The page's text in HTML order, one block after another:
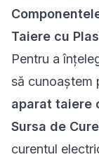
Taiere cu
Pentru a
să cunoaștem
aparat taiere
Sursa de
curentul